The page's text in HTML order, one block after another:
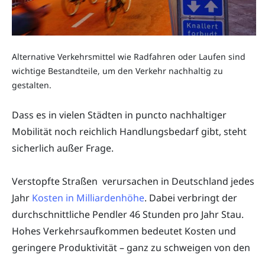
Alternative Verkehrsmittel wie Radfahren oder Laufen sind
wichtige Bestandteile, um den Verkehr nachhaltig zu
gestalten.
Dass es in vielen Städten in puncto nachhaltiger
Mobilität noch reichlich Handlungsbedarf gibt, steht
sicherlich außer Frage.
Verstopfte Straßen verursachen in Deutschland jedes
Jahr Kosten in Milliardenhöhe. Dabei verbringt der
durchschnittliche Pendler 46 Stunden pro Jahr Stau.
Hohes Verkehrsaufkommen bedeutet Kosten und
geringere Produktivität – ganz zu schweigen von den